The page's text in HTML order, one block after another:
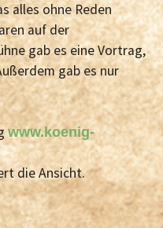
alles ohne Reden
auf der
gab es eine Vortrag,
gab es nur
www.koenig-
die Ansicht.